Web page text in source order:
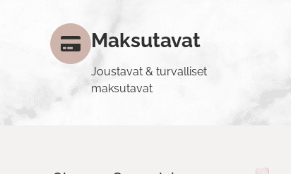
Maksutavat
Joustavat & turvalliset
maksutavat